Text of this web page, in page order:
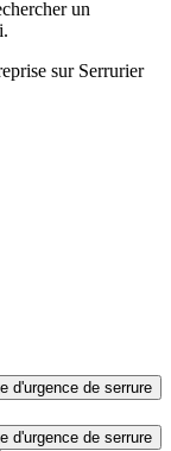
un
sur Serrurier
d'urgence de serrure
d'urgence de serrure